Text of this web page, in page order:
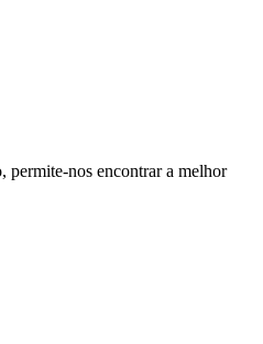
permite-nos encontrar a melhor